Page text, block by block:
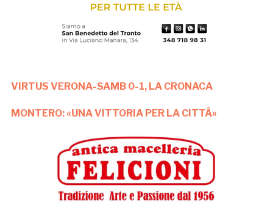
VIRTUS VERONA-SAMB 0-1, LA CRONACA
MONTERO: «UNA VITTORIA PER LA CITTÀ»